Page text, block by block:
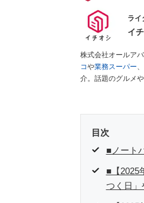
ライ
イ
株式会社オールア
コや業務スーパー、
介。話題のグルメ
目次
■ノート
■【2025
つく日」